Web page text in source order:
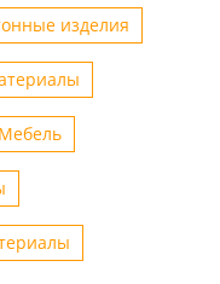
изделия
Мебель